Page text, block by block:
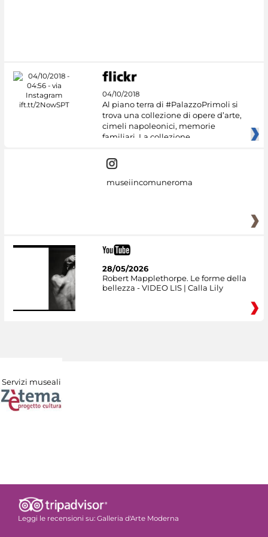
04/10/2018
Al piano terra di #PalazzoPrimoli si
trova una collezione di opere d’arte,
cimeli napoleonici, memorie
familiari. La collezione
museiincomuneroma
28/05/2026
Robert Mapplethorpe. Le forme della
bellezza - VIDEO LIS | Calla Lily
Servizi museali
Leggi le recensioni su: Galleria d'Arte Moderna